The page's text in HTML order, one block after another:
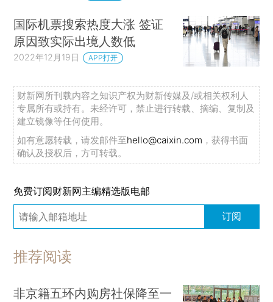
国际机票搜索热度大涨 签证
原因致实际出境人数低
2022年12月19日 APP打开
财新网所刊载内容之知识产权为财新传媒及/或相关权利人
专属所有或持有。未经许可，禁止进行转载、摘编、复制及
建立镜像等任何使用。
如有意愿转载，请发邮件至hello@caixin.com ，获得书面
确认及授权后，方可转载。
免费订阅财新网主编精选版电邮
订阅
推荐阅读
非京籍五环内购房社保降至一